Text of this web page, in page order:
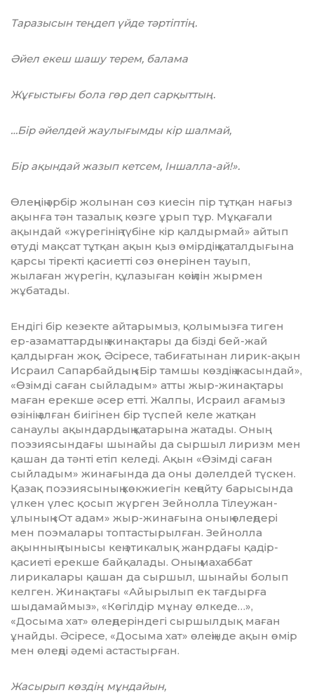
Таразысын теңдеп үйде тәртіптің.
Әйел екеш шашу терем, балама
Жұғыстығы бола гөр деп сарқыттың.
…Бір әйелдей жаулығымды кір шалмай,
Бір ақындай жазып кетсем, Іншалла-ай!».
Өлеңнің әрбір жолынан сөз киесін пір тұтқан нағыз
ақынға тән тазалық көзге ұрып тұр. Мұқағали
ақындай «жүрегінің түбіне кір қалдырмай» айтып
өтуді мақсат тұтқан ақын қыз өмірдің қаталдығына
қар­сы тіректі қасиетті сөз өнерінен тауып,
жылаған жүрегін, құлазыған көңілін жырмен
жұбатады.
Ендігі бір кезекте айтарымыз, қолы­мыз­ға тиген
ер-азаматтардың жинақтары да бізді бей-жай
қалдырған жоқ. Әсіресе, та­би­ға­ты­нан лирик-ақын
Исраил Сапар­байдың «Бір тамшы көздің жасындай»,
«Өзімді са­ған сыйладым» атты жыр-жинақтары
маған ерекше әсер етті. Жалпы, Исраил ағамыз
өзінің алған биігінен бір түспей келе жат­қан
санаулы ақындардың қатарына жатады. Оның
поэзиясындағы шынайы да сыршыл лиризм мен
қашан да тәнті етіп келеді. Ақын «Өзімді саған
сыйладым» жинағында да оны дәлелдей түскен.
Қазақ поэзиясы­ның көкжиегін кеңейту барысында
үлкен үлес қосып жүрген Зейнолла Тілеужан­
ұлының «От адам» жыр-жинағына оның өлеңдері
мен поэмалары топтастырылған. Зейнолла
ақынның тынысы кең этикалық жанрдағы қадір-
қасиеті ерекше байқалады. Оның махаббат
лирикалары қашан да сыршыл, шынайы болып
келген. Жинақ­тағы «Айырылып ек тағдырға
шыдамаймыз», «Көгілдір мұнау өлкеде…»,
«Досыма хат» өлеңдеріндегі сыршылдық маған
ұнайды. Әсіресе, «Досыма хат» өле­ңін­де ақын өмір
мен өлеңді әдемі астас­тырған.
Жасырып көздің мұндайын,